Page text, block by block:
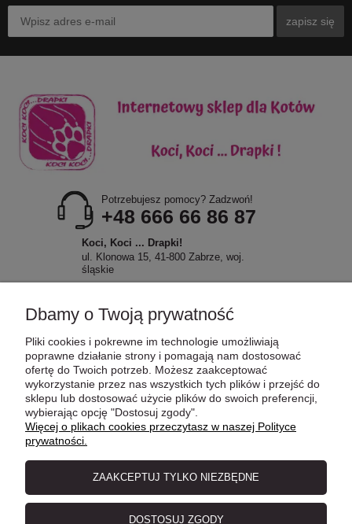
zapisz się
Potrzebujesz pomocy? Zadzwoń!
+48 666 66 86 87
Koci, Koci ... Drapki!
ul. Klonowa 15, 41-800 Zabrze, woj.
śląskie
POMOC
MOJE KONTO
PŁATNOŚCI I DOSTAWA
Dbamy o Twoją prywatność
Pliki cookies i pokrewne im technologie umożliwiają
poprawne działanie strony i pomagają nam dostosować
ofertę do Twoich potrzeb. Możesz zaakceptować
wykorzystanie przez nas wszystkich tych plików i przejść do
sklepu lub dostosować użycie plików do swoich preferencji,
wybierając opcję "Dostosuj zgody".
Więcej o plikach cookies przeczytasz w naszej Polityce
prywatności.
ZAAKCEPTUJ TYLKO NIEZBĘDNE
DOSTOSUJ ZGODY